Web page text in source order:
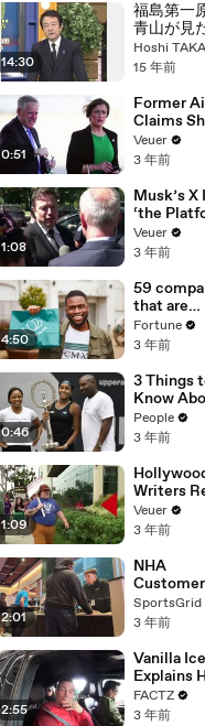
14:30
福島第一
青山が見
故現場01
Hoshi
15 年前
0:51
Former
Claims
Was
Make a ‘Hit
Trump
Veuer
3 年前
1:08
Musk’s X
‘the
With the
Largest
n or
n’
All Social
Media
Platforms
Veuer
3 年前
4:50
59
that are
changing
world:
Chobani
Fortune
3 年前
0:46
3 Things
Know
Coco
Parents
People
3 年前
1:09
Writers
‘Tentative
After 146
Strike
Veuer
3 年前
2:01
NHA
Limbo as
Company
Potential
Merger
SportsGrid
3 年前
2:55
Vanilla Ice
Explains
the 90’s
Shaped
FACTZ
3 年前